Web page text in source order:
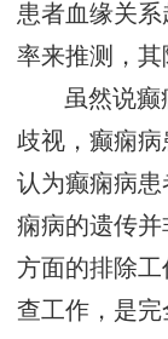
患者血缘关
率来推测，其
虽然说
歧视，癫痫
认为癫痫病
痫病的遗传
方面的排除
查工作，是